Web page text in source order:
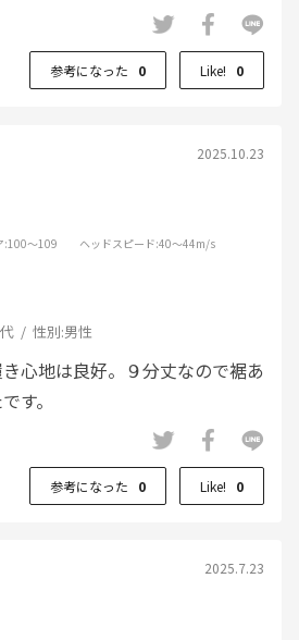
参考になった 0 Like! 0
2025.10.23
:100～109 ヘッドスピード:40～44m/s
性別:男性
心地は良好。９分丈なので裾あ
す。
参考になった 0 Like! 0
2025.7.23